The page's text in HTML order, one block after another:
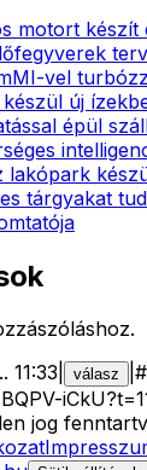
motort készít
MI-vel
új
épül
lakópark
tárgyakat
. 11:33 válasz #
jog